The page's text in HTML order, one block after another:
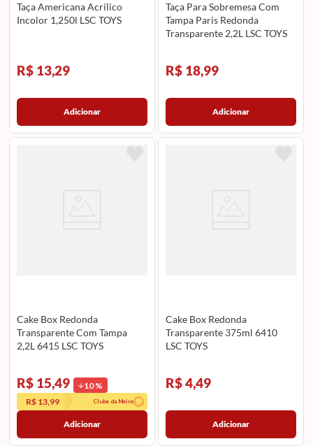
Taça Americana Acrílico
Incolor 1,250l LSC TOYS
R$ 13,29
Adicionar
Taça Para Sobremesa Com
Tampa Paris Redonda
Transparente 2,2L LSC TOYS
R$ 18,99
Adicionar
Cake Box Redonda
Transparente Com Tampa
2,2L 6415 LSC TOYS
R$ 15,49 10%
R$ 13,99
Clube da Meire
Adicionar
Cake Box Redonda
Transparente 375ml 6410
LSC TOYS
R$ 4,49
Adicionar